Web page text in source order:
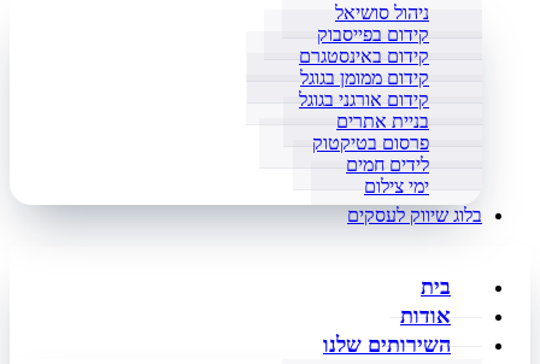
ניהול סושיאל
קידום בפייסבוק
קידום באינסטגרם
קידום ממומן בגוגל
קידום אורגני בגוגל
בניית אתרים
פרסום בטיקטוק
לידים חמים
ימי צילום
בלוג שיווק לעסקים
בית
אודות
השירותים שלנו